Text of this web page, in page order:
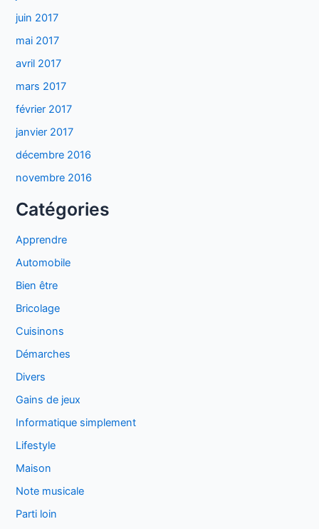
juin 2017
mai 2017
avril 2017
mars 2017
février 2017
janvier 2017
décembre 2016
novembre 2016
Catégories
Apprendre
Automobile
Bien être
Bricolage
Cuisinons
Démarches
Divers
Gains de jeux
Informatique simplement
Lifestyle
Maison
Note musicale
Parti loin